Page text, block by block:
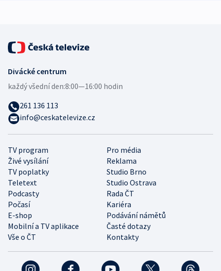
TV program
Pro média
Živé vysílání
Reklama
TV poplatky
Studio Brno
Teletext
Studio Ostrava
Podcasty
Rada ČT
Počasí
Kariéra
E-shop
Podávání námětů
Mobilní a TV aplikace
Časté dotazy
Vše o ČT
Kontakty
Divácké centrum
každý všední den:8:00—16:00 hodin
261 136 113
info@ceskatelevize.cz